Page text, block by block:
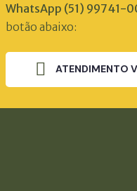
WhatsApp (51) 99741-
botão abaixo:
ATENDIMENTO